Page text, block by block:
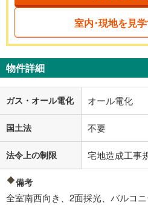
室内･現地を見
物件詳細
ガス・オール電化 オール電化
国土法 不要
法令上の制限 宅地造成工事
備考
全室南西向き、2面採光、バルコニ